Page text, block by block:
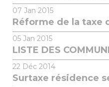
07 Jan 2015
Réforme de la taxe
05 Jan 2015
LISTE DES
22 Déc 2014
Surtaxe résidence